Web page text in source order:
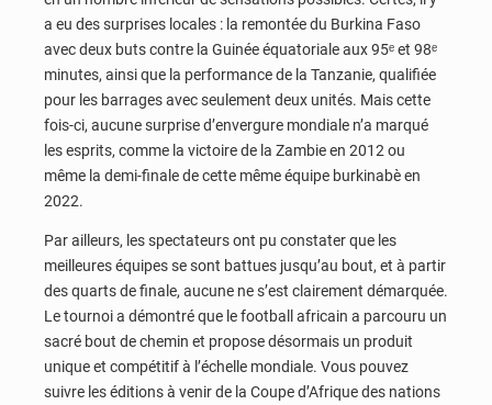
a eu des surprises locales : la remontée du Burkina Faso
avec deux buts contre la Guinée équatoriale aux 95ᵉ et 98ᵉ
minutes, ainsi que la performance de la Tanzanie, qualifiée
pour les barrages avec seulement deux unités. Mais cette
fois-ci, aucune surprise d’envergure mondiale n’a marqué
les esprits, comme la victoire de la Zambie en 2012 ou
même la demi-finale de cette même équipe burkinabè en
2022.
Par ailleurs, les spectateurs ont pu constater que les
meilleures équipes se sont battues jusqu’au bout, et à partir
des quarts de finale, aucune ne s’est clairement démarquée.
Le tournoi a démontré que le football africain a parcouru un
sacré bout de chemin et propose désormais un produit
unique et compétitif à l’échelle mondiale. Vous pouvez
suivre les éditions à venir de la Coupe d’Afrique des nations